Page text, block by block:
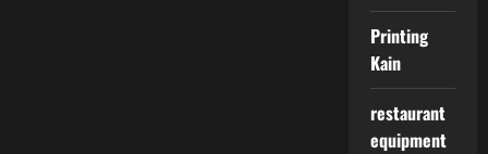
Printing
Kain
restaurant
equipment